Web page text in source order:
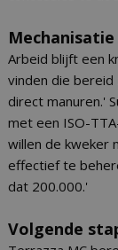
Arbeid blijft een
vinden die
direct manuren.'
met een ISO-
willen de kweker
effectief te
dat 200.000.'
Volgende